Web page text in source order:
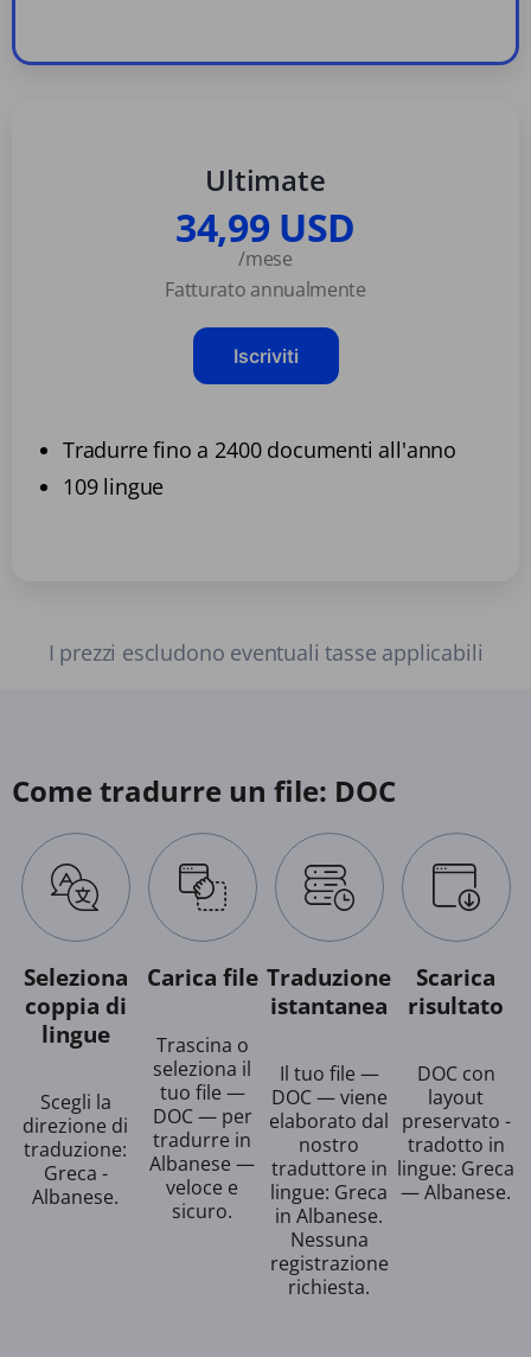
Ultimate
34,99 USD
/mese
Fatturato annualmente
Iscriviti
Tradurre fino a 2400 documenti all'anno
109 lingue
I prezzi escludono eventuali tasse applicabili
Come tradurre un file: DOC
Seleziona
coppia di
lingue
Scegli la
direzione di
traduzione:
Greca -
Albanese.
Carica file
Trascina o
seleziona il
tuo file —
DOC — per
tradurre in
Albanese —
veloce e
sicuro.
Traduzione
istantanea
Il tuo file —
DOC — viene
elaborato dal
nostro
traduttore in
lingue: Greca
in Albanese.
Nessuna
registrazione
richiesta.
Scarica
risultato
DOC con
layout
preservato -
tradotto in
lingue: Greca
— Albanese.